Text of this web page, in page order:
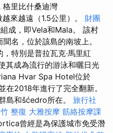
格里比什桑迪灣
來越遠（1.5公里）。 財團
成，即Vela和Mala。 該村
名，位於該島的南坡上。
特別是普拉瓦克·馬里紅
其成為流行的游泳和曬日光
Hvar Spa Hotel位於
在2018年進行了完全翻新。
島和šćedro所在。 旅行社
整復 大雅按摩 筋絡按摩課
曾經是為保護城市免受潛